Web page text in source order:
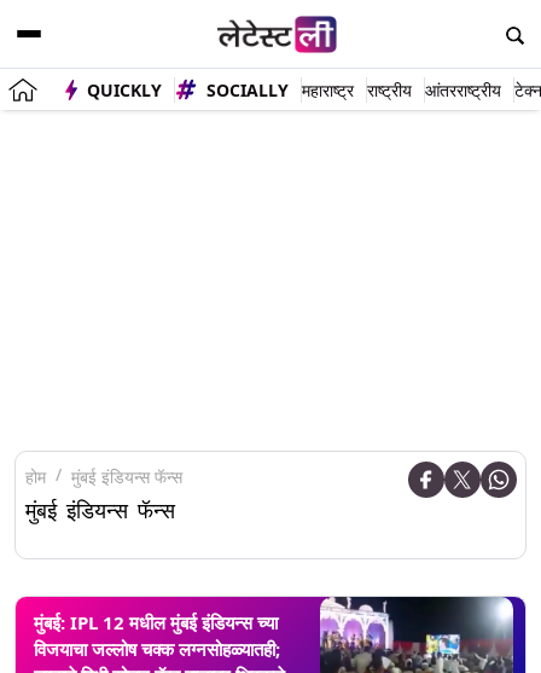
QUICKLY SOCIALLY महाराष्ट्र राष्ट्रीय आंतरराष्ट्रीय
होम मुंबई इंडियन्स फॅन्स
मुंबई इंडियन्स फॅन्स
मुंबई: IPL 12 मधील मुंबई इंडियन्स च्या
विजयाचा जल्लोष चक्क लग्नसोहळ्यातही;